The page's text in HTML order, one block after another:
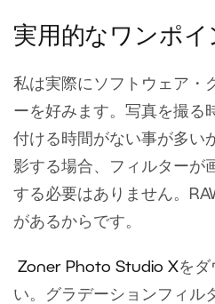
実用的なワンポ
私は実際にソフトウェア・
ーを好みます。写真を撮る
付ける時間がない事が多い
影する場合、フィルターが
する必要はありません。
があるからです。
Zoner Photo Studio Xをダ
い。グラデーションフィル